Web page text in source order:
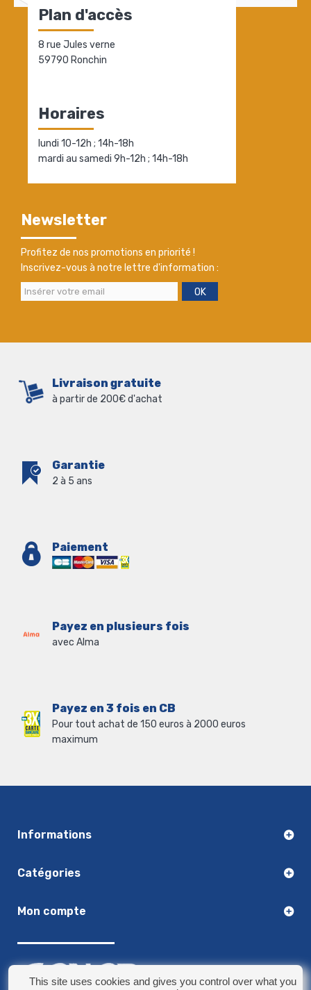
Plan d'accès
8 rue Jules verne
59790 Ronchin
Horaires
lundi 10-12h ; 14h-18h
mardi au samedi 9h-12h ; 14h-18h
Newsletter
Profitez de nos promotions en priorité !
Inscrivez-vous à notre lettre d'information :
OK
Livraison gratuite
à partir de 200€ d'achat
Garantie
2 à 5 ans
Paiement
Payez en plusieurs fois
avec Alma
Payez en 3 fois en CB
Pour tout achat de 150 euros à 2000 euros
maximum
Informations
Catégories
Mon compte
This site uses cookies and gives you control over what you